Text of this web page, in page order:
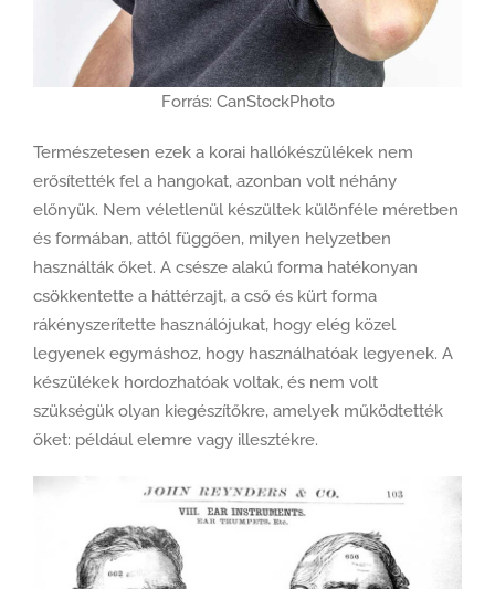
Forrás: CanStockPhoto
Természetesen ezek a korai hallókészülékek nem
erősítették fel a hangokat, azonban volt néhány
előnyük. Nem véletlenül készültek különféle méretben
és formában, attól függően, milyen helyzetben
használták őket. A csésze alakú forma hatékonyan
csökkentette a háttérzajt, a cső és kürt forma
rákényszerítette használójukat, hogy elég közel
legyenek egymáshoz, hogy használhatóak legyenek. A
készülékek hordozhatóak voltak, és nem volt
szükségük olyan kiegészítőkre, amelyek működtették
őket: például elemre vagy illesztékre.